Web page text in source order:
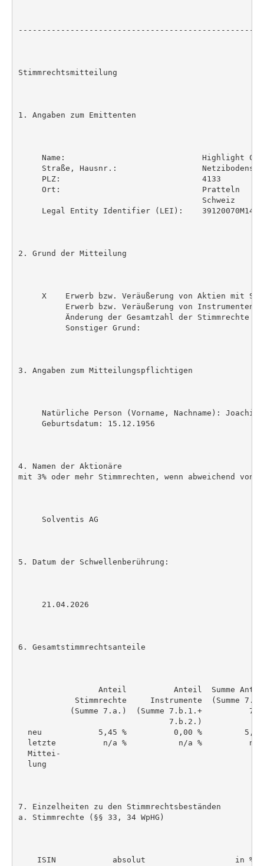
Stimmrechtsmitteilung
1. Angaben zum Emittenten
Name:                             Highlight
Straße, Hausnr.:
     PLZ:                              4133
     Ort:                              Pratteln
                                       Schweiz
Legal Entity Identifier (LEI):
2. Grund der Mitteilung
X    Erwerb bzw. Veräußerung von Aktien mit
          Erwerb bzw. Veräußerung von Instrumenten
          Änderung der Gesamtzahl der Stimmrechte
          Sonstiger Grund:
3. Angaben zum Mitteilungspflichtigen
Natürliche Person (Vorname, Nachname): Joachim
     Geburtsdatum: 15.12.1956
4. Namen der Aktionäre
mit 3% oder mehr Stimmrechten, wenn abweichend von
     Solventis AG
5. Datum der Schwellenberührung:
     21.04.2026
6. Gesamtstimmrechtsanteile
Anteil          Anteil  Summe
Stimmrechte     Instrumente  (Summe
(Summe 7.a.)  (Summe 7.b.1.+
                                7.b.2.)
neu            5,45 %          0,00 %
letzte          n/a %           n/a %          n/
  Mittei-
  lung
7. Einzelheiten zu den Stimmrechtsbeständen
a. Stimmrechte (§§ 33, 34 WpHG)
    ISIN            absolut                   in %